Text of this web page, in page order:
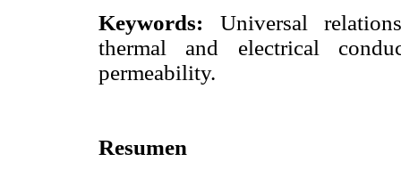
Keywords: Universal
thermal and electrical
permeability.
Resumen